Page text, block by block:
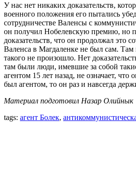
У нас нет никаких доказательств,
военного положения его пытались
сотрудничестве Валенсы с
он получил Нобелевскую премию, но
доказательств, что он продолжал
Валенса в Магдаленке не был сам. Там
такого не произошло. Нет
там были люди, имевшие за собой
агентом 15 лет назад, не означает,
был агентом, то он раз и навсегда
Материал подготовил Назар Олийнык
tags: агент Болек,